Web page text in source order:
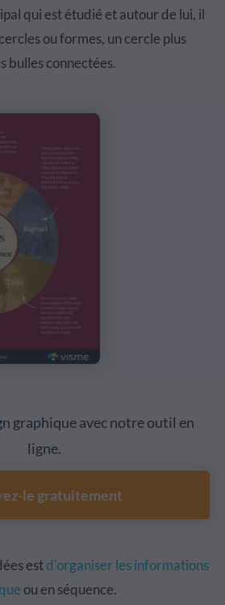
qui est étudié et autour de lui, il
ou formes, un cercle plus
bulles connectées.
graphique avec notre outil en
ligne.
le gratuitement
estd'organiser les informations
ou en séquence.